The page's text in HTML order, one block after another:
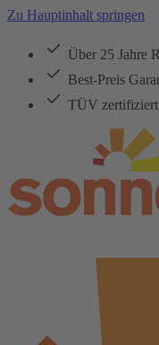
Zu Hauptinhalt springen
Über 25 Jahre
Best-Preis
TÜV zertifiziert